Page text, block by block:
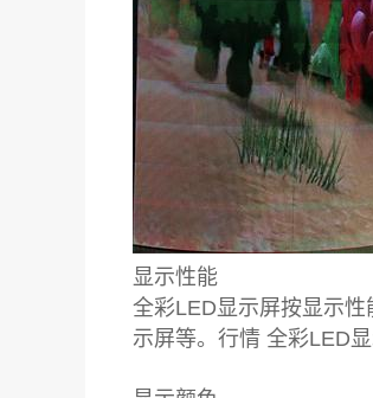
显示性能
全彩LED显示屏按显示
示屏等。行情 全彩LED